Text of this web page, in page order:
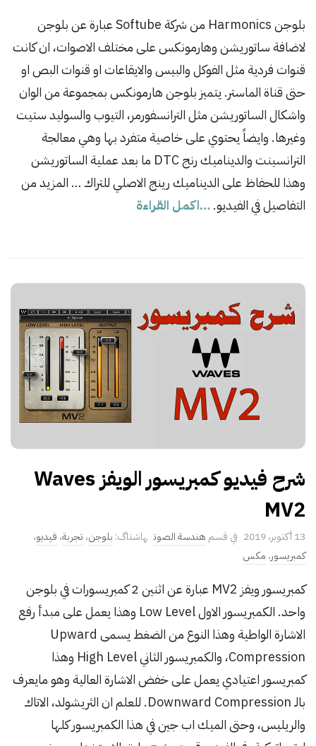
l
i
s
a
t
e
بلوجن Harmonics من شركة Softube عبارة عن بلوجن
لاضافة ساتوريشن وهارمونكس على مختلف الاصوات، ان كانت
قنوات فردية مثل الفوكل والبيس والايقاعات او قنوات البص او
حتى قناة الماستر. يتميز بلوجن هارمونكس بمجموعة من الوان
واشكال الساتوريشن مثل الترانسفورمر، التيوب والسوليد ستيت
وغيرها. وايضاً يحتوي على خاصية متفرد بها وهي معالجة
الترانسينت والديناميك رنج DTC ما بعد عملية الساتوريشن
وهذا للحفاظ على الديناميك رينج الاصلي للتراك … المزيد من
التفاصيل في الفيديو.…اكمل القراءة
شرح فيديو كمبريسور الويفز Waves
MV2
P
u
l
i
s
h
a
t
e
13 أكتوبر، 2019 هندسة الصوت بلوجن، تجربة، فيديو،
كمبريسور، مكس
كمبريسور ويفز MV2 عبارة عن اثنين 2 كمبريسورات في بلوجن
واحد. الكمبريسور الاول Low Level وهذا يعمل على مبدأ رفع
الاشارة الواطية وهذا النوع من الضغط يسمى Upward
Compression، والكمبريسور الثاني High Level وهذا
كمبريسور اعتيادي يعمل على خفض الاشارة العالية وهو مايعرف
بالـ Downward Compression. للعلم ان الثريشولد، الاتاك
والريليس، وحتى الميك اب جين في هذا الكمبريسور كلها